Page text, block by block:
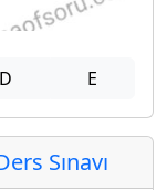
D E
Sınavı